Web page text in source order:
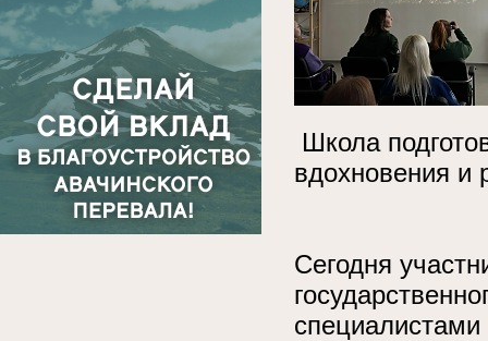
Школа
вдохновения и
Сегодня